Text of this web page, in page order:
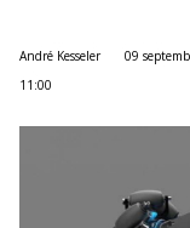
André Kesseler
09
11:00